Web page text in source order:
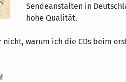
Sendeanstalten in
hohe Qualität.
nicht, warum ich die CDs beim